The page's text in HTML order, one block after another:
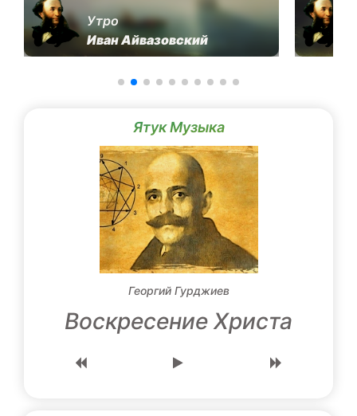
Утро
Иван Айвазовский
Ятук Музыка
Георгий Гурджиев
Воскресение Христа